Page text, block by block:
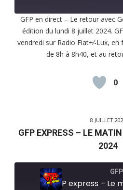
RSS FEED
SHARE
GFP en direct – Le retour avec
édition du lundi 8 juillet 2024.
vendredi sur Radio Fiat+⁄-Lux,
de 8h à 8h40, et au
0
8 JUILLET
GFP EXPRESS – LE
2024
GFP express – Le